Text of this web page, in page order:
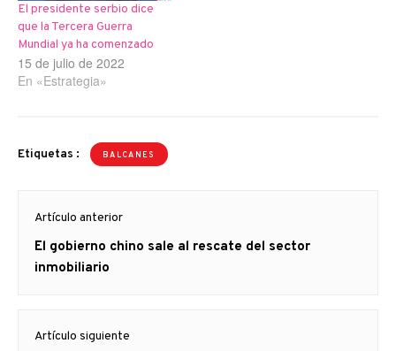
El presidente serbio dice
que la Tercera Guerra
Mundial ya ha comenzado
15 de julio de 2022
En «Estrategia»
Etiquetas : BALCANES
de
entradas
Artículo anterior
Artículo
anterior
El gobierno chino sale al rescate del sector
inmobiliario
Artículo siguiente